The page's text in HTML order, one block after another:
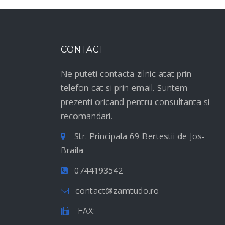
CONTACT
Ne puteti contacta zilnic atat prin
telefon cat si prin email. Suntem
prezenti oricand pentru consultanta si
recomandari.
Str. Principala 69 Bertestii de Jos-
Braila
0744193542
contact@zamtudo.ro
FAX: -